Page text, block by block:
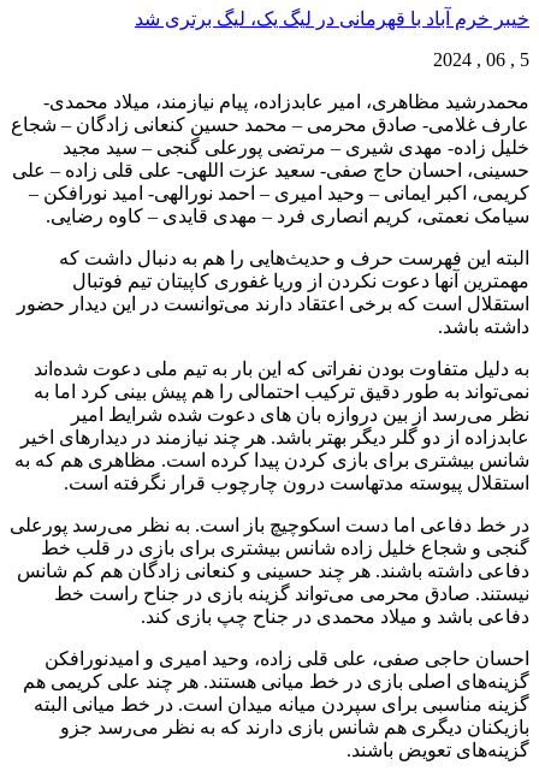
خیبر خرم آباد با قهرمانی در لیگ یک، لیگ برتری شد
5 , 06 , 2024
محمدرشید مظاهری، امیر عابدزاده، پیام نیازمند، میلاد محمدی-
عارف غلامی- صادق محرمی – محمد حسین کنعانی زادگان – شجاع
خلیل زاده- مهدی شیری – مرتضی پورعلی گنجی – سید مجید
حسینی، احسان حاج صفی- سعید عزت اللهی- علی قلی زاده – علی
کریمی، اکبر ایمانی – وحید امیری – احمد نورالهی- امید نورافکن –
سیامک نعمتی، کریم انصاری فرد – مهدی قایدی – کاوه رضایی.
البته این فهرست حرف و حدیث‌هایی را هم به دنبال داشت که
مهمترین آنها دعوت نکردن از وریا غفوری کاپیتان تیم فوتبال
استقلال است که برخی اعتقاد دارند می‌توانست در این دیدار حضور
داشته باشد.
به دلیل متفاوت بودن نفراتی که این بار به تیم ملی دعوت شده‌اند
نمی‌تواند به طور دقیق ترکیب احتمالی را هم پیش بینی کرد اما به
نظر می‌رسد از بین دروازه بان های دعوت شده شرایط امیر
عابدزاده از دو گلر دیگر بهتر باشد. هر چند نیازمند در دیدارهای اخیر
شانس بیشتری برای بازی کردن پیدا کرده است. مظاهری هم که به
استقلال پیوسته مدتهاست درون چارچوب قرار نگرفته است.
در خط دفاعی اما دست اسکوچیچ باز است. به نظر می‌رسد پورعلی
گنجی و شجاع خلیل زاده شانس بیشتری برای بازی در قلب خط
دفاعی داشته باشند. هر چند حسینی و کنعانی زادگان هم کم شانس
نیستند. صادق محرمی می‌تواند گزینه بازی در جناح راست خط
دفاعی باشد و میلاد محمدی در جناح چپ بازی کند.
احسان حاجی صفی، علی قلی زاده، وحید امیری و امیدنورافکن
گزینه‌های اصلی بازی در خط میانی هستند. هر چند علی کریمی هم
گزینه مناسبی برای سپردن میانه میدان است. در خط میانی البته
بازیکنان دیگری هم شانس بازی دارند که به نظر می‌رسد جزو
گزینه‌های تعویض باشند.